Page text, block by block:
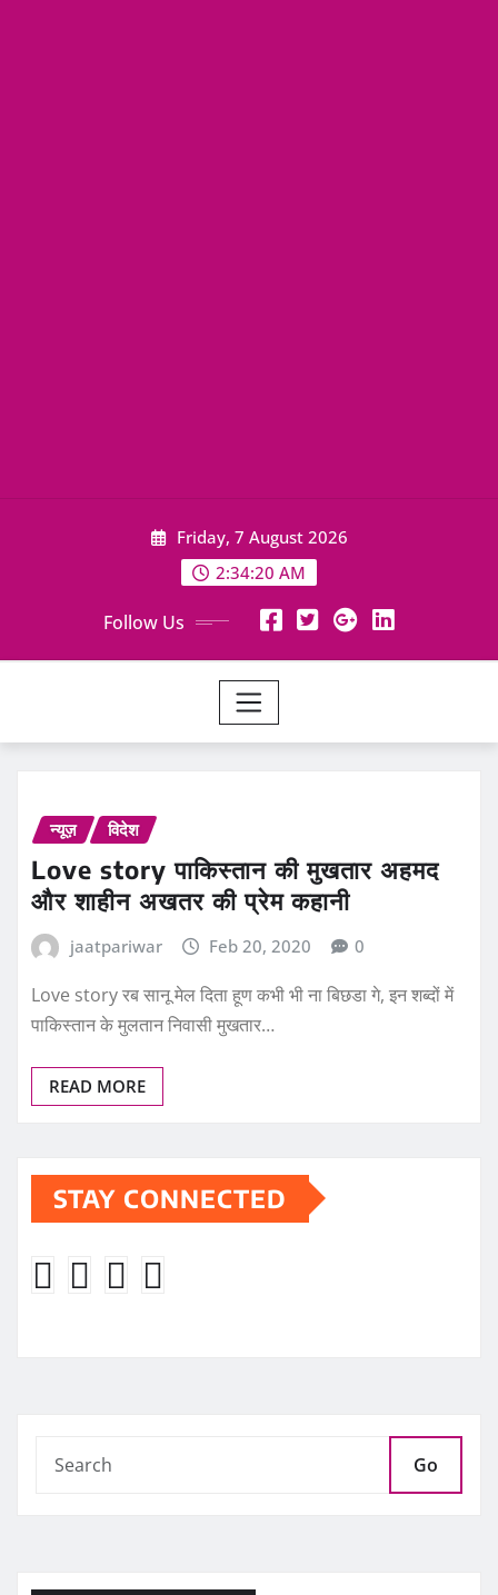
Friday, 7 August 2026
2:34:21 AM
Follow Us
न्यूज़ विदेश
Love story पाकिस्तान की मुखतार अहमद
और शाहीन अखतर की प्रेम कहानी
jaatpariwar Feb 20, 2020 0
Love story रब सानू मेल दिता हूण कभी भी ना बिछडा गे, इन शब्दों में
पाकिस्तान के मुलतान निवासी मुखतार…
READ MORE
STAY CONNECTED
Go